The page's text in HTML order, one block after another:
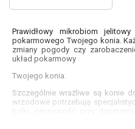
Prawidłowy mikrobiom
pokarmowego Twojego konia.
zmiany pogody czy
układ pokarmowy
Twojego konia.
Szczególnie wrażliwe są konie
wrzodowe potrzebują